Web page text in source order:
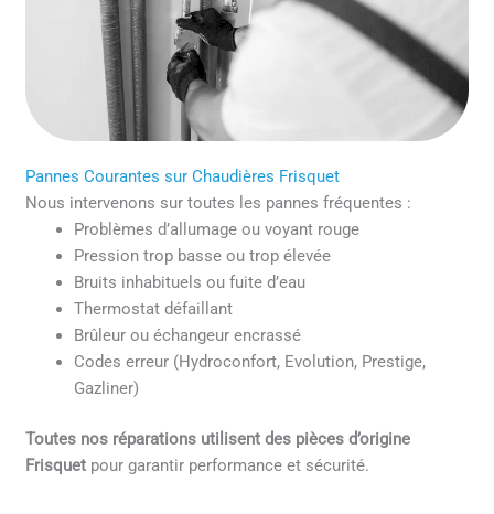
Pannes Courantes sur Chaudières Frisquet
Nous intervenons sur toutes les pannes fréquentes :
Problèmes d’allumage ou voyant rouge
Pression trop basse ou trop élevée
Bruits inhabituels ou fuite d’eau
Thermostat défaillant
Brûleur ou échangeur encrassé
Codes erreur (Hydroconfort, Evolution, Prestige,
Gazliner)
Toutes nos réparations utilisent des pièces d’origine
Frisquet pour garantir performance et sécurité.